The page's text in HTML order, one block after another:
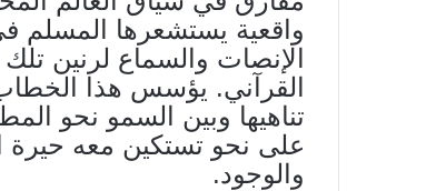
واقعية يستشعرها المسلم
الإنصات والسماع لرنين
القرآني. يؤسس هذا
تناهيها وبين السمو نحو
على نحو تستكين معه حيرة
والوجود.